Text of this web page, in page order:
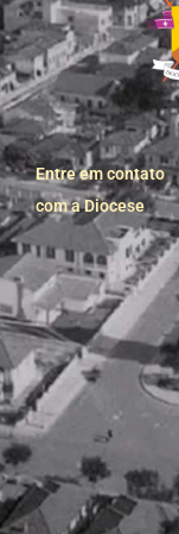
Entre em contato
com a Diocese